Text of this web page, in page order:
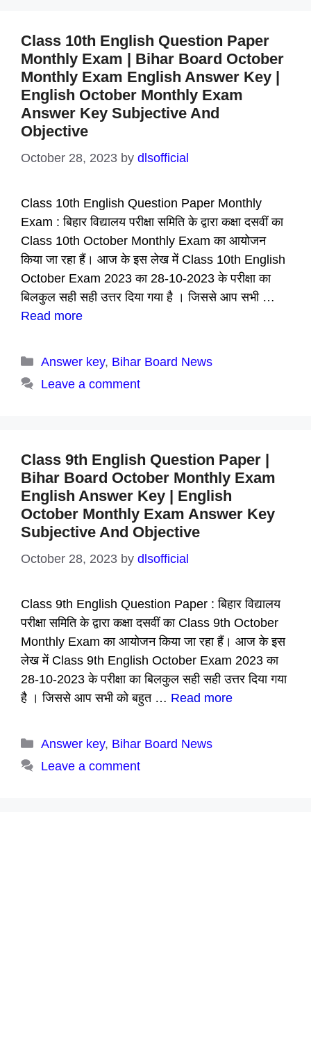
Class 10th English Question Paper
Monthly Exam | Bihar Board October
Monthly Exam English Answer Key |
English October Monthly Exam
Answer Key Subjective And
Objective
October 28, 2023 by dlsofficial
Class 10th English Question Paper Monthly
Exam : बिहार विद्यालय परीक्षा समिति के द्वारा कक्षा दसवीं का
Class 10th October Monthly Exam का आयोजन
किया जा रहा हैं। आज के इस लेख में Class 10th English
October Exam 2023 का 28-10-2023 के परीक्षा का
बिलकुल सही सही उत्तर दिया गया है । जिससे आप सभी …
Read more
Categories
Answer key, Bihar Board News
Leave a comment
Class 9th English Question Paper |
Bihar Board October Monthly Exam
English Answer Key | English
October Monthly Exam Answer Key
Subjective And Objective
October 28, 2023 by dlsofficial
Class 9th English Question Paper : बिहार विद्यालय
परीक्षा समिति के द्वारा कक्षा दसवीं का Class 9th October
Monthly Exam का आयोजन किया जा रहा हैं। आज के इस
लेख में Class 9th English October Exam 2023 का
28-10-2023 के परीक्षा का बिलकुल सही सही उत्तर दिया गया
है । जिससे आप सभी को बहुत … Read more
Categories
Answer key, Bihar Board News
Leave a comment